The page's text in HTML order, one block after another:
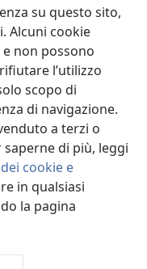
su questo sito,
Alcuni cookie
non possono
l’utilizzo
scopo di
di navigazione.
a terzi o
di più, leggi
cookie e
in qualsiasi
la pagina
Society of Pennsylvania.